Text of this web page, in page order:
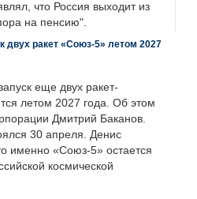
что Россия выходит из
на пенсию".
двух ракет «Союз-5» летом 2027
еще двух ракет-
летом 2027 года. Об этом
Дмитрий Баканов.
30 апреля. Денис
именно «Союз-5» остается
космической